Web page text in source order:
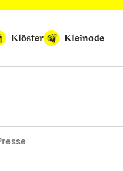
Klöster Kleinode